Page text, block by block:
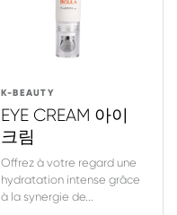
K-BEAUTY
EYE CREAM 아이
크림
Offrez à votre regard une
hydratation intense grâce
à la synergie de...